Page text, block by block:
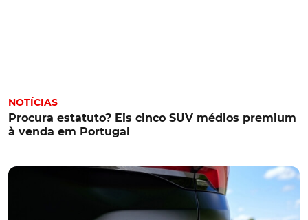
NOTÍCIAS
Procura estatuto? Eis cinco SUV médios premium
à venda em Portugal